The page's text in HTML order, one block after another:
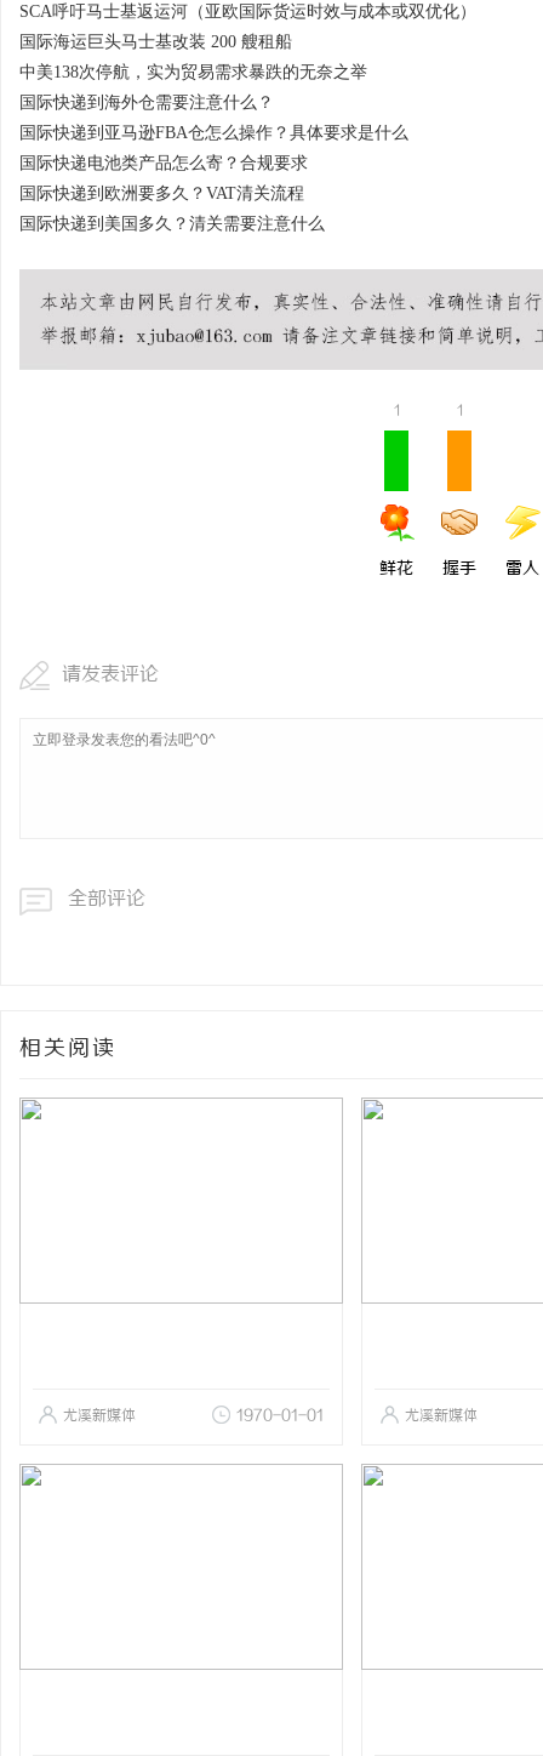
SCA呼吁马士基返运河（亚欧国际货运时效与成本或双优化）
国际海运巨头马士基改装 200 艘租船
中美138次停航，实为贸易需求暴跌的无奈之举
国际快递到海外仓需要注意什么？
国际快递到亚马逊FBA仓怎么操作？具体要求是什么
国际快递电池类产品怎么寄？合规要求
国际快递到欧洲要多久？VAT清关流程
国际快递到美国多久？清关需要注意什么
1
鲜花
1
握手 雷人
请发表评论
全部评论
相关阅读
尤溪新媒体 1970-01-01 尤溪新媒体